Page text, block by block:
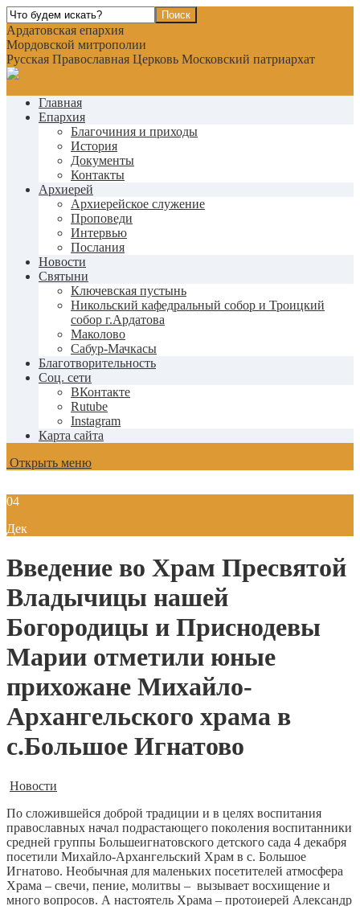
Ардатовская епархия
Мордовской митрополии
Русская Православная Церковь Московский патриархат
Главная
Епархия
Благочиния и приходы
История
Документы
Контакты
Архиерей
Архиерейское служение
Проповеди
Интервью
Послания
Новости
Святыни
Ключевская пустынь
Никольский кафедральный собор и Троицкий
собор г.Ардатова
Маколово
Сабур-Мачкасы
Благотворительность
Соц. сети
ВКонтакте
Rutube
Instagram
Карта сайта
Открыть меню
04
Дек
Введение во Храм Пресвятой
Владычицы нашей
Богородицы и Приснодевы
Марии отметили юные
прихожане Михайло-
Архангельского храма в
с.Большое Игнатово
Новости
По сложившейся доброй традиции и в целях воспитания
православных начал подрастающего поколения воспитанники
средней группы Большеигнатовского детского сада 4 декабря
посетили Михайло-Архангельский Храм в с. Большое
Игнатово. Необычная для маленьких посетителей атмосфера
Храма – свечи, пение, молитвы – вызывает восхищение и
много вопросов. А настоятель Храма – протоиерей Александр